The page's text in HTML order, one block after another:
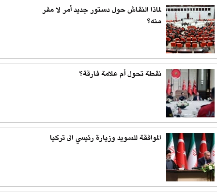
لماذا النقاش حول دستور جديد أمر لا مفر
منه؟
نقطة تحول أم علامة فارقة؟
الموافقة للسويد وزيارة رئيسي الى تركيا